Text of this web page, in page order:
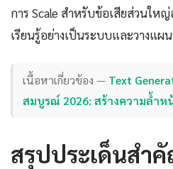
การ Scale สำหรับข้อเสียส่วนให
เรียนรู้อย่างเป็นระบบและวางแผ
เนื้อหาเกี่ยวข้อง — Text
สมบูรณ์ 2026: สร้างความล้ำห
สรุปประเด็นสำ